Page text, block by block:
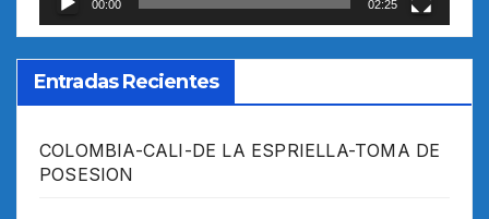
00:00 02:25
Entradas Recientes
COLOMBIA-CALI-DE LA ESPRIELLA-TOMA DE
POSESION